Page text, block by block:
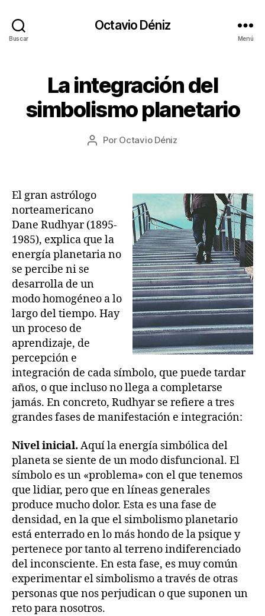
Buscar
Octavio Déniz
Menú
Categorías
T
O
L
O
G
Í
La integración del
simbolismo planetario
Autor
Por Octavio Déniz
Fecha
1
/
0
/
2
El gran astrólogo
norteamericano
Dane Rudhyar (1895-
1985), explica que la
energía planetaria no
se percibe ni se
desarrolla de un
modo homogéneo a lo
largo del tiempo. Hay
un proceso de
aprendizaje, de
percepción e
integración de cada símbolo, que puede tardar
años, o que incluso no llega a completarse
jamás. En concreto, Rudhyar se refiere a tres
grandes fases de manifestación e integración:
Nivel inicial. Aquí la energía simbólica del
planeta se siente de un modo disfuncional. El
símbolo es un «problema» con el que tenemos
que lidiar, pero que en líneas generales
produce mucho dolor. Esta es una fase de
densidad, en la que el simbolismo planetario
está enterrado en lo más hondo de la psique y
pertenece por tanto al terreno indiferenciado
del inconsciente. En esta fase, es muy común
experimentar el simbolismo a través de otras
personas que nos perjudican o que suponen un
reto para nosotros.